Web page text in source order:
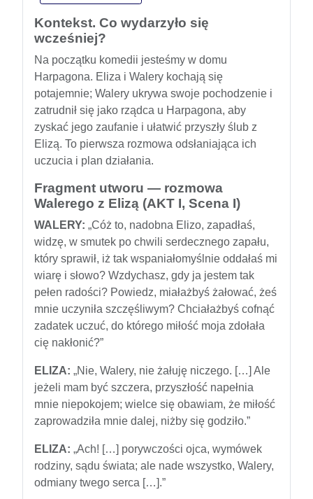
Kontekst. Co wydarzyło się
wcześniej?
Na początku komedii jesteśmy w domu
Harpagona. Eliza i Walery kochają się
potajemnie; Walery ukrywa swoje pochodzenie i
zatrudnił się jako rządca u Harpagona, aby
zyskać jego zaufanie i ułatwić przyszły ślub z
Elizą. To pierwsza rozmowa odsłaniająca ich
uczucia i plan działania.
Fragment utworu — rozmowa
Walerego z Elizą (AKT I, Scena I)
WALERY: „Cóż to, nadobna Elizo, zapadłaś,
widzę, w smutek po chwili serdecznego zapału,
który sprawił, iż tak wspaniałomyślnie oddałaś mi
wiarę i słowo? Wzdychasz, gdy ja jestem tak
pełen radości? Powiedz, miałażbyś żałować, żeś
mnie uczyniła szczęśliwym? Chciałażbyś cofnąć
zadatek uczuć, do którego miłość moja zdołała
cię nakłonić?”
ELIZA: „Nie, Walery, nie żałuję niczego. […] Ale
jeżeli mam być szczera, przyszłość napełnia
mnie niepokojem; wielce się obawiam, że miłość
zaprowadziła mnie dalej, niżby się godziło.”
ELIZA: „Ach! […] porywczości ojca, wymówek
rodziny, sądu świata; ale nade wszystko, Walery,
odmiany twego serca […].”